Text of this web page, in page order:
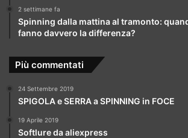
2 settimane fa
Spinning dalla mattina al tramonto:
fanno davvero la differenza?
Più commentati
24 Settembre 2019
SPIGOLA e SERRA a SPINNING in FOCE
19 Aprile 2019
Softlure da aliexpress